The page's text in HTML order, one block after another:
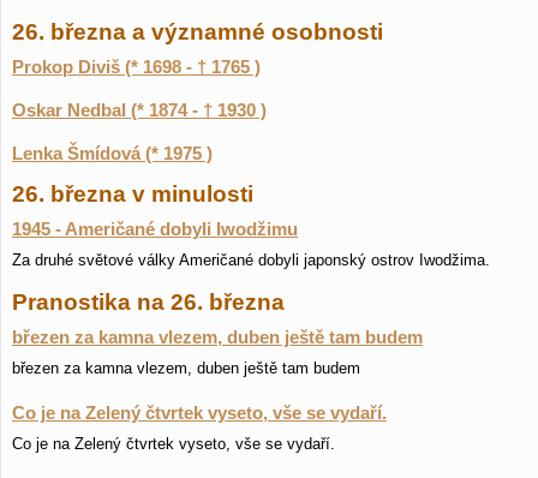
26. března a významné osobnosti
Prokop Diviš (* 1698 - † 1765 )
Oskar Nedbal (* 1874 - † 1930 )
Lenka Šmídová (* 1975 )
26. března v minulosti
1945 - Američané dobyli Iwodžimu
Za druhé světové války Američané dobyli japonský ostrov Iwodžima.
Pranostika na 26. března
březen za kamna vlezem, duben ještě tam budem
březen za kamna vlezem, duben ještě tam budem
Co je na Zelený čtvrtek vyseto, vše se vydaří.
Co je na Zelený čtvrtek vyseto, vše se vydaří.